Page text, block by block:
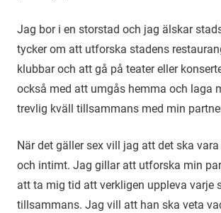
Jag bor i en storstad och jag älskar
tycker om att utforska stadens
klubbar och att gå på teater eller
också med att umgås hemma och laga
trevlig kväll tillsammans med min
När det gäller sex vill jag att det ska
och intimt. Jag gillar att utforska min
att ta mig tid att verkligen uppleva varje
tillsammans. Jag vill att han ska veta